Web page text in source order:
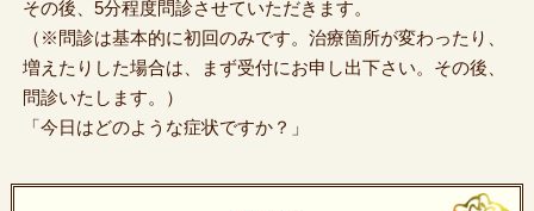
その後、5分程度問診させていただきます。
（※問診は基本的に初回のみです。治療箇所が変わったり、
増えたりした場合は、まず受付にお申し出下さい。その後、
問診いたします。）
「今日はどのような症状ですか？」